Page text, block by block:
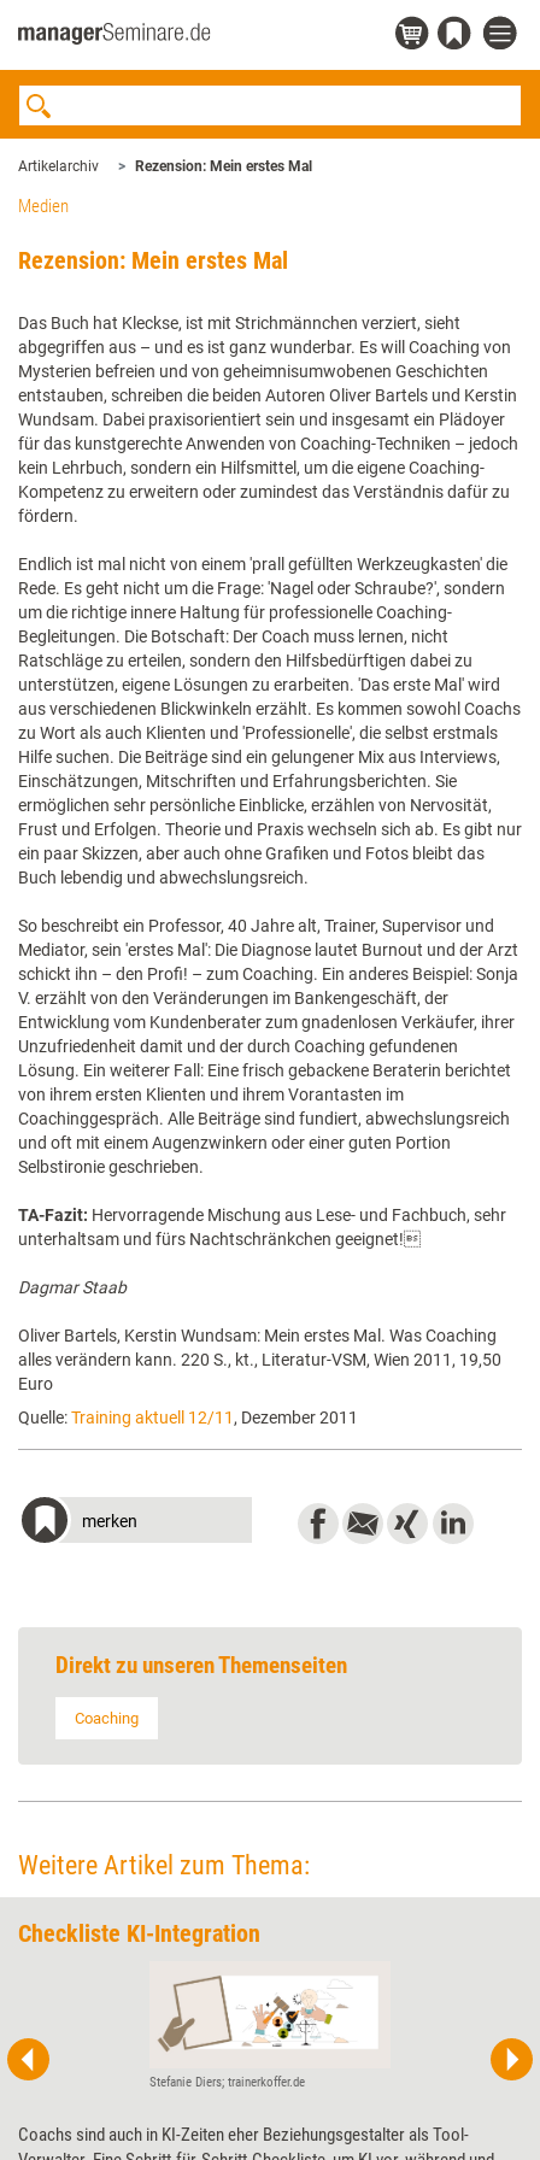
Artikelarchiv Rezension: Mein erstes Mal
Medien
Rezension: Mein erstes Mal
Das Buch hat Kleckse, ist mit Strichmännchen verziert, sieht
abgegriffen aus – und es ist ganz wunderbar. Es will Coaching von
Mysterien befreien und von geheimnisumwobenen Geschichten
entstauben, schreiben die beiden Autoren Oliver Bartels und Kerstin
Wundsam. Dabei praxisorientiert sein und insgesamt ein Plädoyer
für das kunstgerechte Anwenden von Coaching-Techniken – jedoch
kein Lehrbuch, sondern ein Hilfsmittel, um die eigene Coaching-
Kompetenz zu erweitern oder zumindest das Verständnis dafür zu
fördern.
Endlich ist mal nicht von einem 'prall gefüllten Werkzeugkasten' die
Rede. Es geht nicht um die Frage: 'Nagel oder Schraube?', sondern
um die richtige innere Haltung für professionelle Coaching-
Begleitungen. Die Botschaft: Der Coach muss lernen, nicht
Ratschläge zu erteilen, sondern den Hilfsbedürftigen dabei zu
unterstützen, eigene Lösungen zu erarbeiten. 'Das erste Mal' wird
aus verschiedenen Blickwinkeln erzählt. Es kommen sowohl Coachs
zu Wort als auch Klienten und 'Professionelle', die selbst erstmals
Hilfe suchen. Die Beiträge sind ein gelungener Mix aus Interviews,
Einschätzungen, Mitschriften und Erfahrungsberichten. Sie
ermöglichen sehr persönliche Einblicke, erzählen von Nervosität,
Frust und Erfolgen. Theorie und Praxis wechseln sich ab. Es gibt nur
ein paar Skizzen, aber auch ohne Grafiken und Fotos bleibt das
Buch lebendig und abwechslungsreich.
So beschreibt ein Professor, 40 Jahre alt, Trainer, Supervisor und
Mediator, sein 'erstes Mal': Die Diagnose lautet Burnout und der Arzt
schickt ihn – den Profi! – zum Coaching. Ein anderes Beispiel: Sonja
V. erzählt von den Veränderungen im Bankengeschäft, der
Entwicklung vom Kundenberater zum gnadenlosen Verkäufer, ihrer
Unzufriedenheit damit und der durch Coaching gefundenen
Lösung. Ein weiterer Fall: Eine frisch gebackene Beraterin berichtet
von ihrem ersten Klienten und ihrem Vorantasten im
Coachinggespräch. Alle Beiträge sind fundiert, abwechslungsreich
und oft mit einem Augenzwinkern oder einer guten Portion
Selbstironie geschrieben.
TA-Fazit: Hervorragende Mischung aus Lese- und Fachbuch, sehr
unterhaltsam und fürs Nachtschränkchen geeignet!
Dagmar Staab
Oliver Bartels, Kerstin Wundsam: Mein erstes Mal. Was Coaching
alles verändern kann. 220 S., kt., Literatur-VSM, Wien 2011, 19,50
Euro
Quelle:Training aktuell 12/11 , Dezember 2011
merken
Direkt zu unseren Themenseiten
Coaching
Weitere Artikel zum Thema:
Checkliste KI-Integration
Stefanie Diers; trainerkoffer.de
Coachs sind auch in KI-Zeiten eher Beziehungsgestalter als Tool-